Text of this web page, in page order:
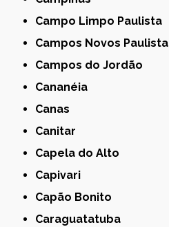
Campo Limpo Paulista
Campos Novos Paulista
Campos do Jordão
Cananéia
Canas
Canitar
Capela do Alto
Capivari
Capão Bonito
Caraguatatuba